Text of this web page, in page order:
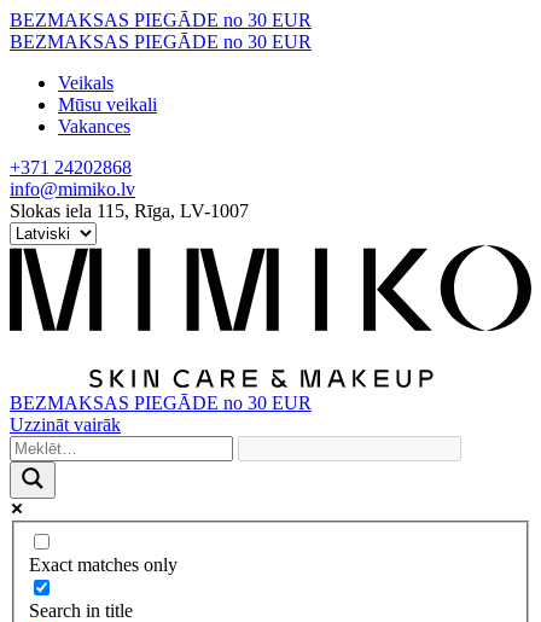
Skip
to
BEZMAKSAS PIEGĀDE no 30 EUR
BEZMAKSAS PIEGĀDE no 30 EUR
Veikals
Mūsu veikali
Vakances
+371 24202868
info@mimiko.lv
Slokas iela 115, Rīga, LV-1007
BEZMAKSAS PIEGĀDE no 30 EUR
Uzzināt vairāk
Exact matches only
Search in title